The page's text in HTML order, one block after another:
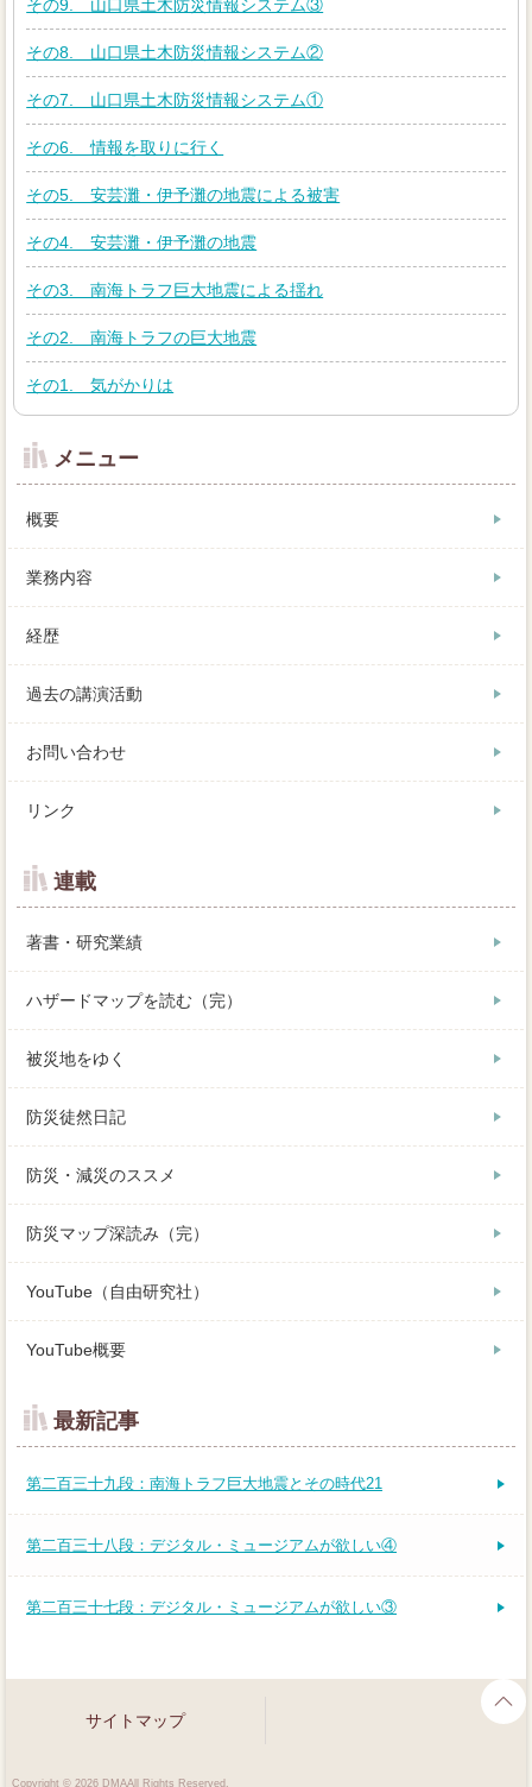
その9. 山口県土木防災情報システム③
その8. 山口県土木防災情報システム②
その7. 山口県土木防災情報システム①
その6. 情報を取りに行く
その5. 安芸灘・伊予灘の地震による被害
その4. 安芸灘・伊予灘の地震
その3. 南海トラフ巨大地震による揺れ
その2. 南海トラフの巨大地震
その1. 気がかりは
メニュー
概要
業務内容
経歴
過去の講演活動
お問い合わせ
リンク
連載
著書・研究業績
ハザードマップを読む（完）
被災地をゆく
防災徒然日記
防災・減災のススメ
防災マップ深読み（完）
YouTube（自由研究社）
YouTube概要
最新記事
第二百三十九段：南海トラフ巨大地震とその時代21
第二百三十八段：デジタル・ミュージアムが欲しい④
第二百三十七段：デジタル・ミュージアムが欲しい③
サイトマップ
Copyright © 2026 DMAAll Rights Reserved.